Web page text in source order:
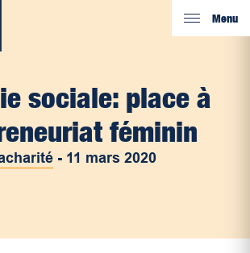
Menu
sociale: place à
féminin
- 11 mars 2020